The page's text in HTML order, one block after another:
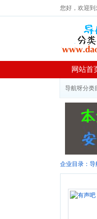
您好，欢迎到
网站首
导航呀分类
企业目录： 导